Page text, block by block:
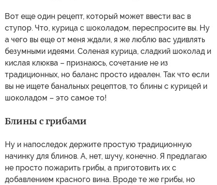
Вот еще один рецепт, который может ввести вас в
ступор. Что, курица с шоколадом, переспросите вы. Ну
а чего вы еще от меня ждали, я же люблю вас удивлять
безумными идеями. Соленая курица, сладкий шоколад и
кислая клюква – признаюсь, сочетание не из
традиционных, но баланс просто идеален. Так что если
вы не ищете банальных рецептов, то блины с курицей и
шоколадом – это самое то!
Блины с грибами
Ну и напоследок держите простую традиционную
начинку для блинов. А, нет, шучу, конечно. Я предлагаю
не просто пожарить грибы, а приготовить их с
добавлением красного вина. Вроде те же грибы, но